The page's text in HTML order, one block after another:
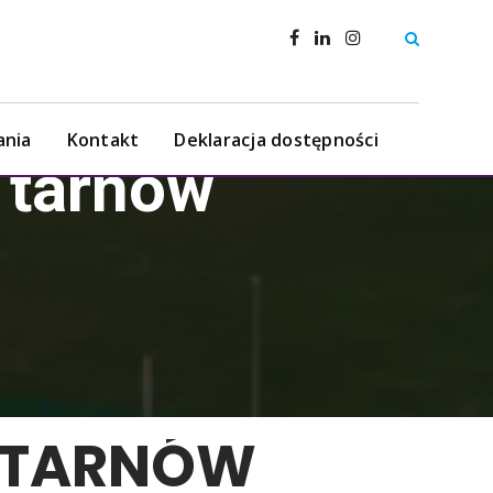
Kontakt Deklaracja dostępności